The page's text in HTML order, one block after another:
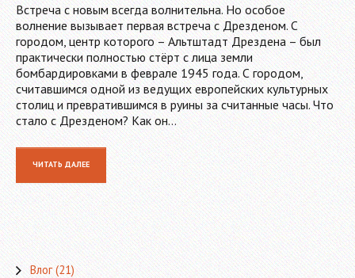
Встреча с новым всегда волнительна. Но особое
волнение вызывает первая встреча с Дрезденом. С
городом, центр которого – Альтштадт Дрездена – был
практически полностью стёрт с лица земли
бомбардировками в феврале 1945 года. С городом,
считавшимся одной из ведущих европейских культурных
столиц и превратившимся в руины за считанные часы. Что
стало с Дрезденом? Как он…
ЧИТАТЬ ДАЛЕЕ
Влог(21)